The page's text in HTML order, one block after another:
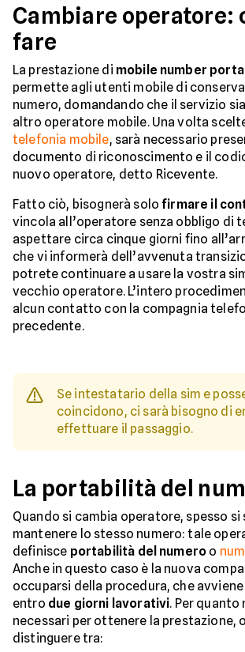
Cambiare operatore:
fare
La prestazione di mobile number
permette agli utenti mobile di
numero, domandando che il servizio
altro operatore mobile. Una volta
telefonia mobile, sarà necessario
documento di riconoscimento e il
nuovo operatore, detto Ricevente.
Fatto ciò, bisognerà solofirmare il
vincola all’operatore senza obbligo di
aspettare circa cinque giorni fino
che vi informerà dell’avvenuta
potrete continuare a usare la vostra
vecchio operatore. L’intero
alcun contatto con la compagnia
precedente.
Se intestatario della sim e
coincidono, ci sarà bisogno di
effettuare il passaggio.
La portabilità del
Quando si cambia operatore, spesso si
mantenere lo stesso numero: tale
definisce portabilità del numero o
Anche in questo caso è la nuova
occuparsi della procedura, che
entro due giorni lavorativi. Per quanto
necessari per ottenere la prestazione,
distinguere tra: